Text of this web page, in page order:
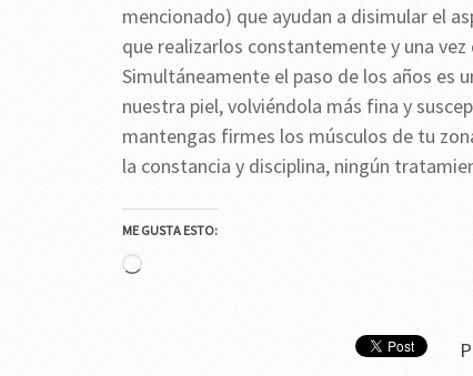
mencionado) que ayudan a disimular el
que realizarlos constantemente y una
Simultáneamente el paso de los años es
nuestra piel, volviéndola más fina y
mantengas firmes los músculos de tu
la constancia y disciplina, ningún
ME GUSTA ESTO:
Cargando...